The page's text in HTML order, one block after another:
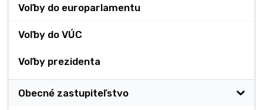
Voľby do europarlamentu
Voľby do VÚC
Voľby prezidenta
Obecné zastupiteľstvo